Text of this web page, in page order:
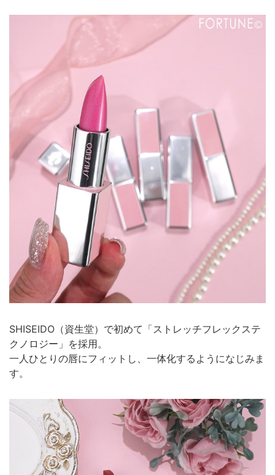
SHISEIDO（資生堂）で初めて「ストレッチフレックステ
クノロジー」を採用。
一人ひとりの唇にフィットし、一体化するようになじみま
す。